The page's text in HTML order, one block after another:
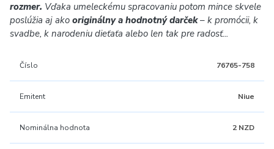
rozmer. Vďaka umeleckému spracovaniu potom mince skvele
poslúžia aj ako originálny a hodnotný darček– k promócii, k
svadbe, k narodeniu dieťaťa alebo len tak pre radosť...
Číslo 76765-758
Emitent Niue
Nominálna hodnota 2 NZD